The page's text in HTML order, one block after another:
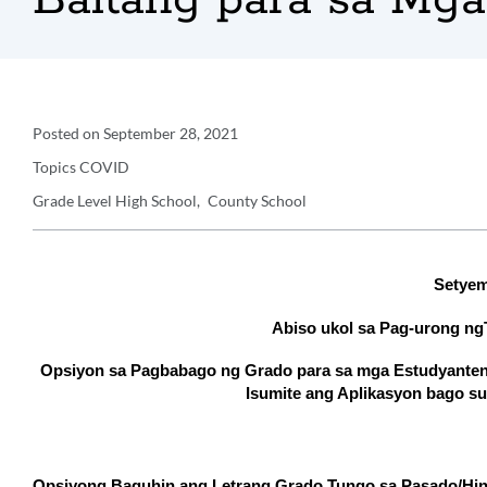
Announcement
Details
Posted on September 28, 2021
TopicsCOVID
Grade Level High School County School
Abiso ukol sa Pag-urong
Opsiyon sa Pagbabago ng Grado para sa mga
Isumite ang Aplikasyon bago